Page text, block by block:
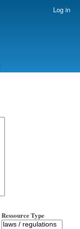
Log in
Ressource Type